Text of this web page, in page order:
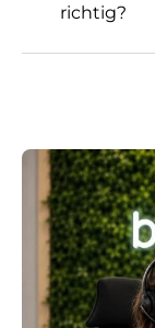
richtig?